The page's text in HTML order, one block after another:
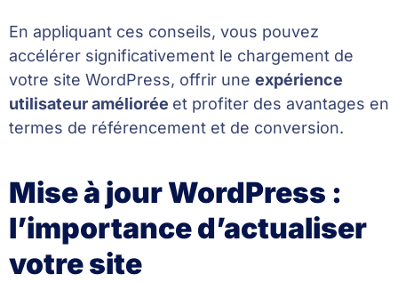
En appliquant ces conseils, vous pouvez
accélérer significativement le chargement de
votre site WordPress, offrir une expérience
utilisateur améliorée et profiter des avantages en
termes de référencement et de conversion.
Mise à jour WordPress :
l’importance d’actualiser
votre site